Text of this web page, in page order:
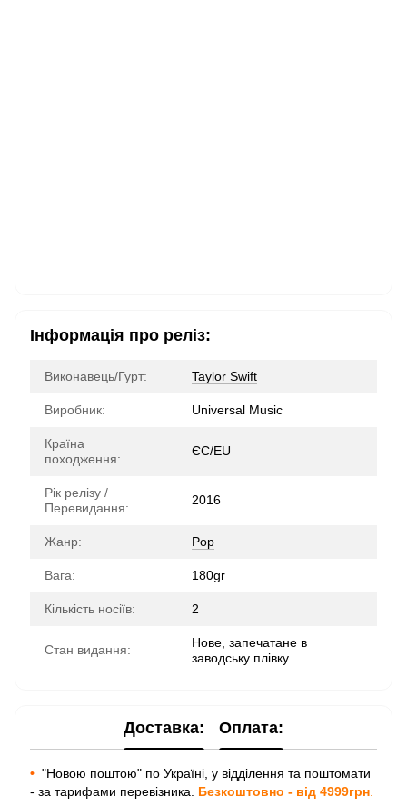
Інформація про реліз:
Виконавець/Гурт: Taylor Swift
Виробник: Universal Music
Країна
походження:
ЄС/EU
Рік релізу /
Перевидання:
2016
Жанр: Pop
Вага: 180gr
Кількість носіїв: 2
Стан видання:
Нове, запечатане в
заводську плівку
Доставка: Оплата:
• "Новою поштою" по Україні, у відділення та поштомати
- за тарифами перевізника. Безкоштовно - від 4999грн